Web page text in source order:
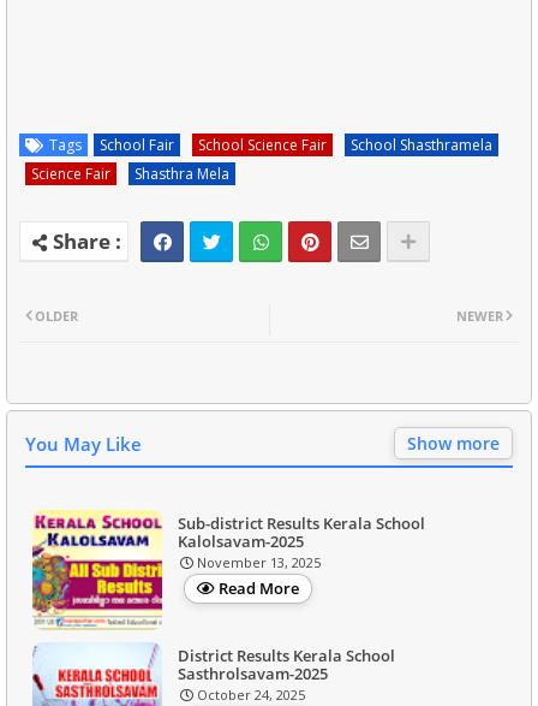
Tags School Fair School Science Fair
School Shasthramela
Science Fair
Shasthra Mela
NEWER
OLDER
You May Like Show more
Sub-district Results Kerala School
Kalolsavam-2025
November 13, 2025
Read More
District Results Kerala School
Sasthrolsavam-2025
October 24, 2025